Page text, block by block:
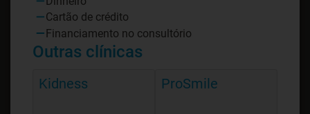
Cartão de crédito
Financiamento no consultório
Outras clínicas
Kidness ProSmile